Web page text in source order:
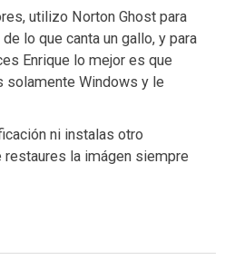
utilizo Norton Ghost para
lo que canta un gallo, y para
Enrique lo mejor es que
solamente Windows y le
ni instalas otro
restaures la imágen siempre